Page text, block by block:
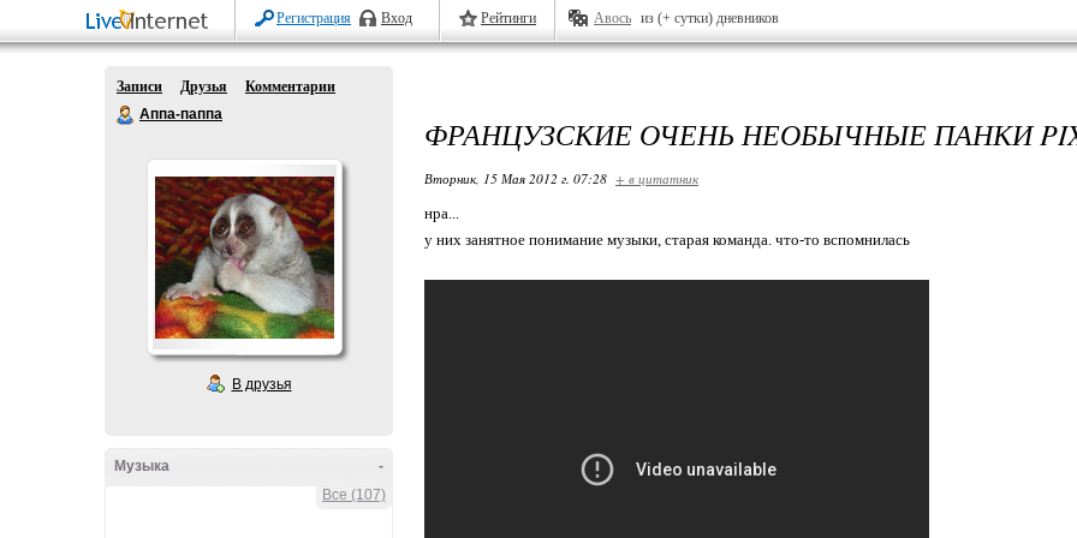
Регистрация Вход Рейтинги Авось из (+ сутки) дневников
Записи Друзья
Комментарии
Аппа-паппа
В друзья
-
Музыка
Все (107)
ФРАНЦУЗСКИЕ ОЧЕНЬ НЕОБЫЧНЫЕ ПАНКИ
Вторник, 15 Мая 2012 г. 07:28 + в цитатник
нра...
у них занятное понимание музыки, старая команда. что-то вспомнилась